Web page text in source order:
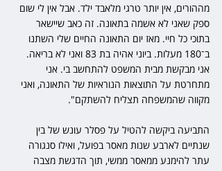
מההורים, אין יותר טרגי מלאבד ילד. אבל אין לי שום
ספק שאני לא אשמה בתאונה. זה כאב שיישאר
בתוכי כל חיי. מאז יום התאונה החיים שלי השתנו
ב־180 מעלות. ביוני אהיה בת 83 ואני לא בריאה.
אני מבקשת מבית המשפט להתחשב בי. אני
מתחרטת על התוצאות הנוראיות של התאונה, ואני
מקווה שהמשפחה תצליח להשתקם".
התביעה ביקשה להטיל על פסלר עונש של בין
שנתיים לארבע שנות מאסר בפועל, ואילו סנגורה
עתר להימנע ממאסר ממשי, תוך הדגשת מצבה